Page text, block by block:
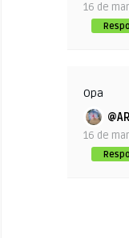
16 de
Opa
16 de